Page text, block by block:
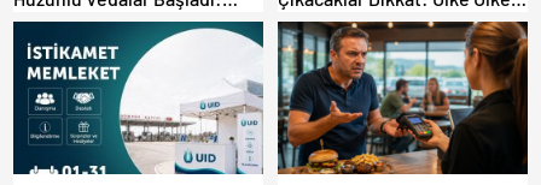
Kapıkule’de Yoğunluk Artıyor!
Güncel Trafik Kuralları,
Avrupa Otoyol Hız Limitleri